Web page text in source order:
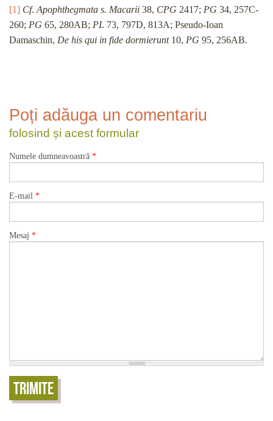
[1] Cf. Apophthegmata s. Macarii 38, CPG 2417; PG 34, 257C-
260; PG 65, 280AB; PL 73, 797D, 813A; Pseudo-Ioan
Damaschin, De his qui in fide dormierunt 10, PG 95, 256AB.
Poți adăuga un comentariu
folosind și acest formular
Numele dumneavoastră *
E-mail *
Mesaj *
Trimite